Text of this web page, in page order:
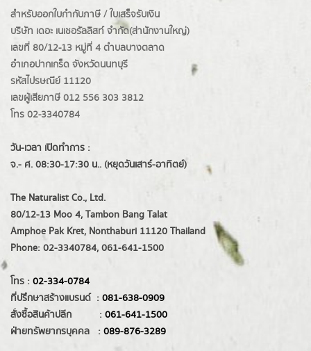
สำหรับออกใบกำกับภาษี / ใบเสร็จรับเงิน
บริษัท เดอะ เนเชอรัลลิสท์ จำกัด(ส่านักงานใหญ่)
เลขที่ 80/12-13 หมู่ที่ 4 ตำบลบางตลาด
อำเภอปากเกร็ด จังหวัดนนทบุรี
รหัสไปรษณีย์ 11120
เลขผู้เสียภาษี 012 556 303 3812
โทร 02-3340784
วัน-เวลา เปิดทำการ :
จ.- ศ. 08:30-17:30 น.. (หยุดวันเสาร์-อาทิตย์)
The Naturalist Co., Ltd.
80/12-13 Moo 4, Tambon Bang Talat
Amphoe Pak Kret, Nonthaburi 11120 Thailand
Phone: 02-3340784, 061-641-1500
โทร : 02-334-0784
ที่ปรึกษาสร้างแบรนด์ : 081-638-0909
สั่งซื้อสินค้าปลีก : 061-641-1500
ฝ่ายทรัพยากรบุคคล : 089-876-3289